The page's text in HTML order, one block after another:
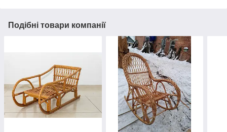
Подібні товари компанії